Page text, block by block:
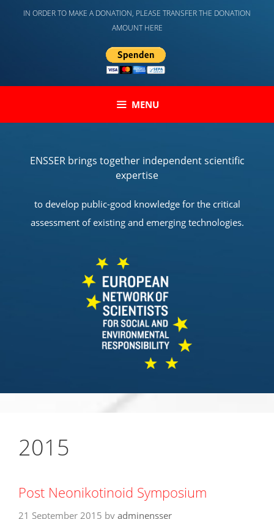
IN ORDER TO MAKE A DONATION, PLEASE TRANSFER THE DONATION
AMOUNT HERE
MENU
ENSSER brings together independent scientific
expertise
to develop public-good knowledge for the critical
assessment of existing and emerging technologies.
2015
Post Neonikotinoid Symposium
21 September 2015 by adminensser